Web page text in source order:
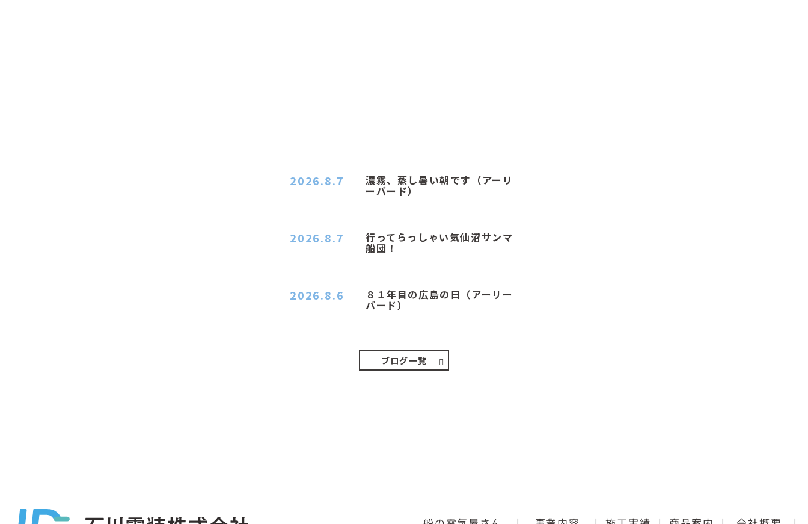
濃霧、蒸し暑い朝です（アーリ
ーバード）
2026.8.7
行ってらっしゃい気仙沼サンマ
船団！
2026.8.7
８１年目の広島の日（アーリー
バード）
2026.8.6
ブログ一覧